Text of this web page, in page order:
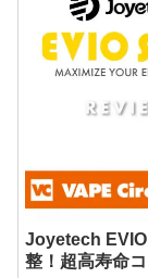
Joyetech EVIO
整！超高寿命